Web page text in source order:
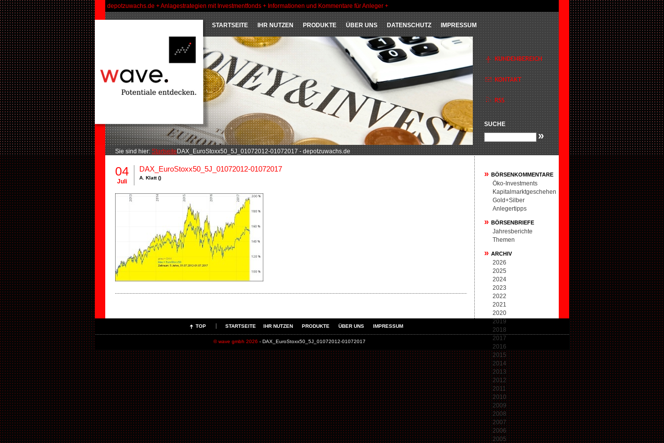
depotzuwachs.de + Anlagestrategien mit Investmentfonds + Informationen und Kommentare für Anleger +
STARTSEITE IHR NUTZEN PRODUKTE ÜBER UNS DATENSCHUTZ IMPRESSUM
SUCHE
»
Sie sind hier: StartseiteDAX_EuroStoxx50_5J_01072012-01072017 - depotzuwachs.de
04
Juli
DAX_EuroStoxx50_5J_01072012-01072017
A. Klatt () » BÖRSENKOMMENTARE
Öko-Investments
Kapitalmarktgeschehen
Gold+Silber
Anlegertipps
» BÖRSENBRIEFE
Jahresberichte
Themen
» ARCHIV
2026
2025
2024
2023
2022
2021
2020
2019
2018
2017
2016
2015
2014
2013
2012
2011
2010
2009
2008
2007
2006
2005
TOP STARTSEITE IHR NUTZEN PRODUKTE ÜBER UNS IMPRESSUM
© wave gmbh 2026 - DAX_EuroStoxx50_5J_01072012-01072017